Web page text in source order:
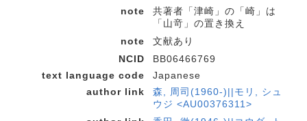
note
共著者「津崎」の「崎」は
「山竒」の置き換え
note
文献あり
NCID
BB06466769
text language code
Japanese
author link
森, 周司(1960-)||モリ, シュ
ウジ <AU00376311>